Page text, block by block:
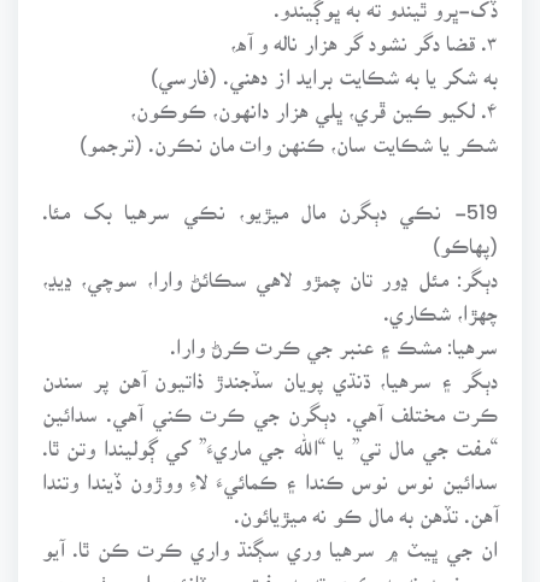
به شکر يا به شڪايت برايد از دهني. (فارسي)
۴. لکيو ڪين ڦري، ڀلي هزار دانهون، ڪوڪون،
شڪر يا شڪايت سان، ڪنهن وات مان نڪرن. (ترجمو)
519- نڪي دٻگرن مال ميڙيو، نڪي سرهيا بک مئا.
(پهاڪو)
دٻگر: مئل ڍور تان چمڙو لاهي سڪائڻ وارا، سوچي، ڍيڍ،
چهڙا، شڪاري.
سرهيا: مشڪ ۽ عنبر جي ڪرت ڪرڻ وارا.
دٻگر ۽ سرهيا، ڌنڌي پويان سڏجندڙ ذاتيون آهن پر سندن
ڪرت مختلف آهي. دٻگرن جي ڪرت ڪني آهي. سدائين
“مفت جي مال تي” يا “الله جي ماريءَ” کي ڳوليندا وتن ٿا.
سدائين نوس نوس ڪندا ۽ ڪمائيءَ لاءِ ووڙون ڏيندا وتندا
آهن. تڏهن به مال ڪو نه ميڙيائون.
ان جي ڀيٽ ۾ سرهيا وري سڳنڌ واري ڪرت ڪن ٿا. آيو
ويو خريد نه به ڪري ته به مفت ۾ وٽانئن واس وٺي وڃي